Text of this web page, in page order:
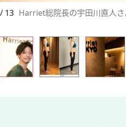
13 Harriet総院長の宇田川直人さ